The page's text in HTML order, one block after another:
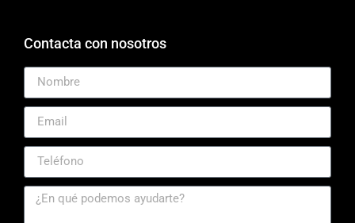
Contacta con nosotros